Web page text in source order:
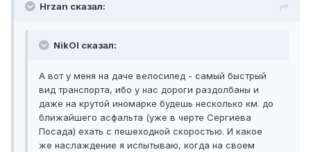
Hrzan сказал:
NikOl сказал:
А вот у меня на даче велосипед - самый быстрый
вид транспорта, ибо у нас дороги раздолбаны и
даже на крутой иномарке будешь несколько км. до
ближайшего асфальта (уже в черте Сергиева
Посада) ехать с пешеходной скоростью. И какое
же наслаждение я испытываю, когда на своем